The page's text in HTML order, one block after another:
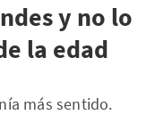
y no lo
la edad
más sentido.